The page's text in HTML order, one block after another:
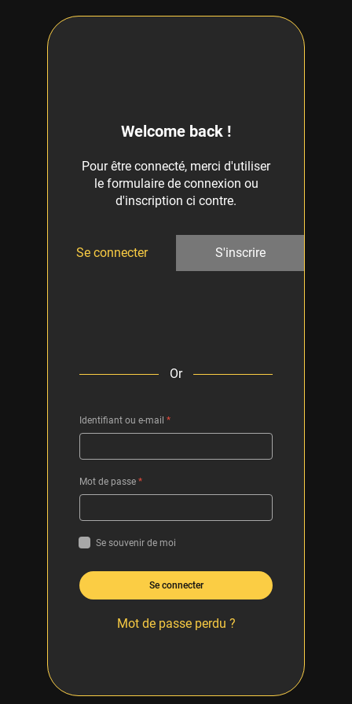
Welcome back !
Pour être connecté, merci d'utiliser
le formulaire de connexion ou
d'inscription ci contre.
Se connecter S'inscrire
Or
Identifiant ou e-mail *
Mot de passe *
Se souvenir de moi
Se connecter
Mot de passe perdu ?